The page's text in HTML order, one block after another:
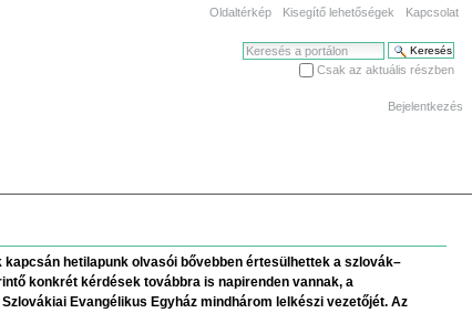
Oldaltérkép Kisegítő lehetőségek Kapcsolat
Keresés
Csak az aktuális részben
Bejelentkezés
hetilapunk olvasói bővebben értesülhettek a szlovák–
konkrét kérdések továbbra is napirenden vannak, a
Evangélikus Egyház mindhárom lelkészi vezetőjét. Az